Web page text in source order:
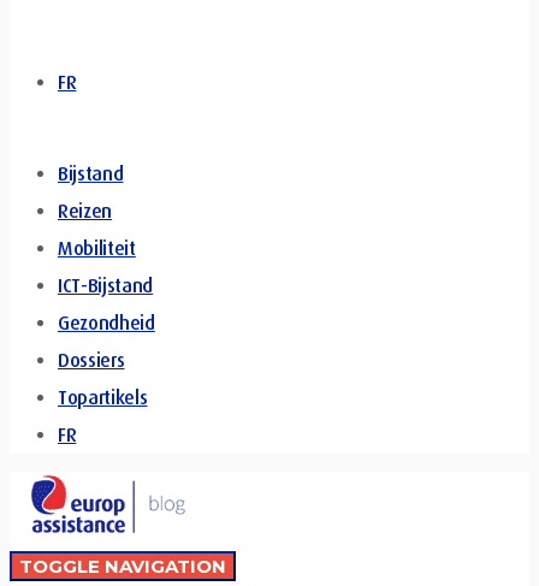
FR
Bijstand
Reizen
Mobiliteit
ICT-Bijstand
Gezondheid
Dossiers
Topartikels
FR
TOGGLE NAVIGATION